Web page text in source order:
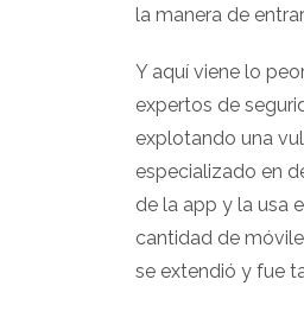
la manera de
Y aquí viene lo
expertos de
explotando una
especializado en
de la app y la usa
cantidad de
se extendió y fue